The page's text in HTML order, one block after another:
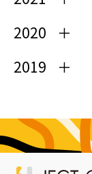
2020
2019